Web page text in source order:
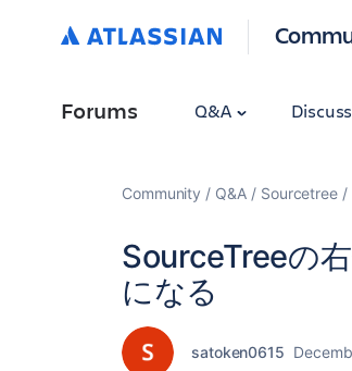
Forums Q&A
Community Q&A Sourcetree
SourceTreeの
になる
satoken0615